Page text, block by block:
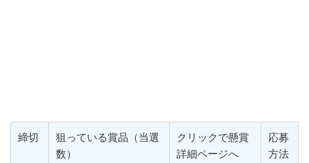
締切
狙っている賞品（当選
数）
クリックで懸賞
詳細ページへ
応募
方法